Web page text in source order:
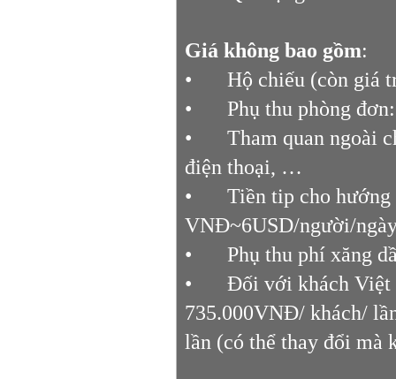
Giá không bao gồm:
•
Hộ chiếu (còn giá
•
Phụ thu phòng
•
Tham quan ngoài
điện thoại, …
•
Tiền tip cho
VNĐ~6USD/người/
•
Phụ thu phí xăng
•
Đối với khách Việt
735.000VNĐ/ khách/
lần (có thể thay đổi mà